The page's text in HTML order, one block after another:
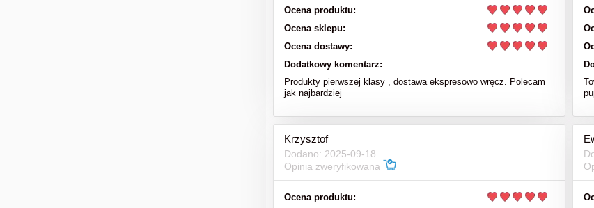
Ocena produktu:
Ocena sklepu:
Ocena dostawy:
Dodatkowy komentarz:
Produkty pierwszej klasy , dostawa ekspresowo wręcz. Polecam
jak najbardziej
Krzysztof
Dodano: 2025-09-18
Opinia zweryfikowana
Ocena produktu: